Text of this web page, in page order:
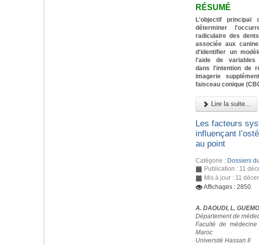
RÉSUMÉ
L'objectif
déterminer
radiculaire des
associée aux
d'identifier un
l'aide de variables
dans l'intention de
imagerie
faisceau conique
Lire la suite...
Les facteurs
influençant
au point
Catégorie : Dossiers
Publication : 11
Mis à jour : 11
Affichages : 2850
A. DAOUDI, L.
Département de
Faculté de
Maroc
Université Hassan II